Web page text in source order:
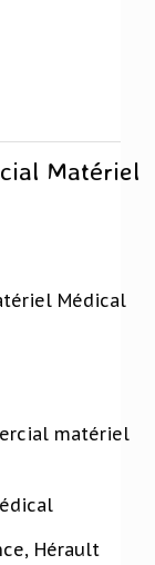
Matériel
Médical
matériel
Hérault